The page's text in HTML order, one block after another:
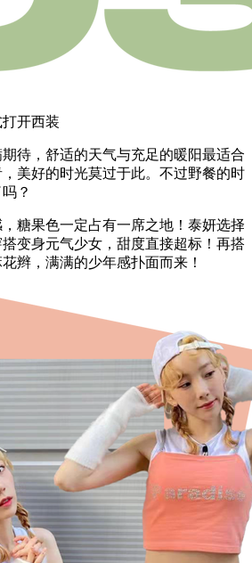
开西装
，舒适的天气与充足的暖阳最适合
美好的时光莫过于此。不过野餐的时
？
果色一定占有一席之地！泰妍选择
变身元气少女，甜度直接超标！再搭
辫，满满的少年感扑面而来！